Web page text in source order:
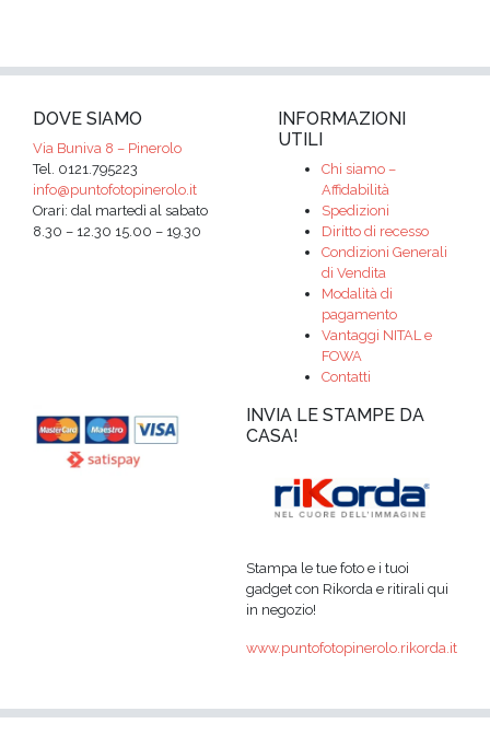
DOVE SIAMO
Via Buniva 8 – Pinerolo
Tel. 0121.795223
info@puntofotopinerolo.it
Orari: dal martedì al sabato
8.30 – 12.30 15.00 – 19.30
INFORMAZIONI
UTILI
Chi siamo –
Affidabilità
Spedizioni
Diritto di recesso
Condizioni Generali
di Vendita
Modalità di
pagamento
Vantaggi NITAL e
FOWA
Contatti
INVIA LE STAMPE DA
CASA!
Stampa le tue foto e i tuoi
gadget con Rikorda e ritirali qui
in negozio!
www.puntofotopinerolo.rikorda.it